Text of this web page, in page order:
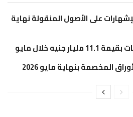
على الأصول المنقولة نهاية
خلال مايو